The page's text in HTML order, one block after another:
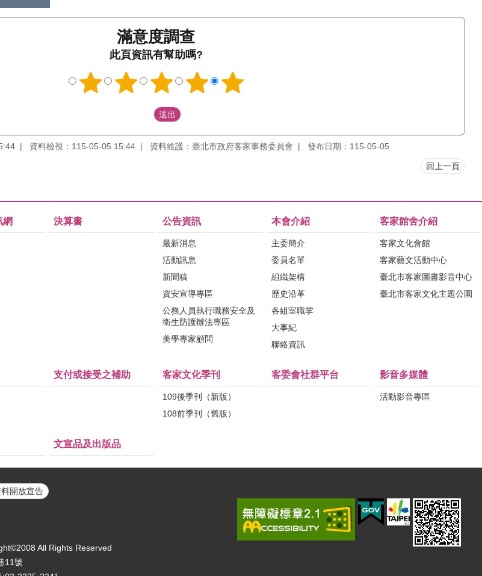
滿意度調查
此頁資訊有幫助嗎?
資料檢視：115-05-05 15:44 資料維護：臺北市政府客家事務委員會 發布日期：115-05-05
回上一頁
網 決算書 公告資訊
最新消息
活動訊息
新聞稿
資安宣導專區
公務人員執行職務安全及
衛生防護辦法專區
美學專家顧問
本會介紹
主委簡介
委員名單
組織架構
歷史沿革
各組室職掌
大事紀
聯絡資訊
客家館舍介紹
客家文化會館
客家藝文活動中心
臺北市客家圖書影音中心
臺北市客家文化主題公園
支付或接受之補助 客家文化季刊
109後季刊（新版）
108前季刊（舊版）
客委會社群平台 影音多媒體
活動影音專區
文宣品及出版品
開放宣告
All Rights Reserved
11號